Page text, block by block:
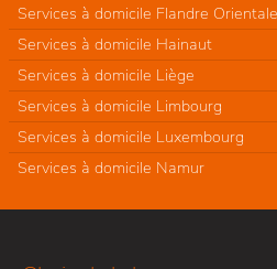
Services à domicile Flandre Orientale
Services à domicile Hainaut
Services à domicile Liège
Services à domicile Limbourg
Services à domicile Luxembourg
Services à domicile Namur